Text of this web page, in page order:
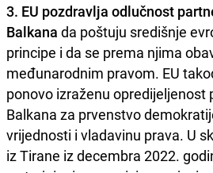
3. EU pozdravlja odlučnost
Balkana da poštuju središnje
principe i da se prema njima
međunarodnim pravom. EU
ponovo izraženu opredijeljenost
Balkana za prvenstvo
vrijednosti i vladavinu prava. U
iz Tirane iz decembra 2022.